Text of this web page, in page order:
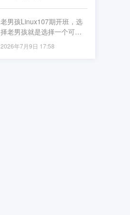
老男孩Linux107期开班，选
择老男孩就是选择一个可预
期的未来
2026年7月9日 17:58